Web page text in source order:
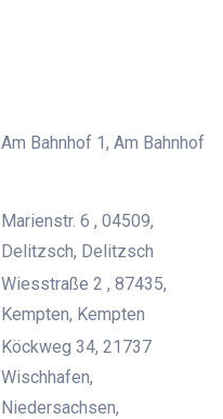
Am Bahnhof 1, Am Bahnhof
Marienstr. 6 , 04509,
Delitzsch, Delitzsch
Wiesstraße 2 , 87435,
Kempten, Kempten
Köckweg 34, 21737
Wischhafen,
Niedersachsen,